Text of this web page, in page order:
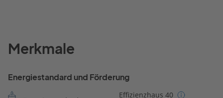
Merkmale
Energiestandard und Förderung
Effizienzhaus 40